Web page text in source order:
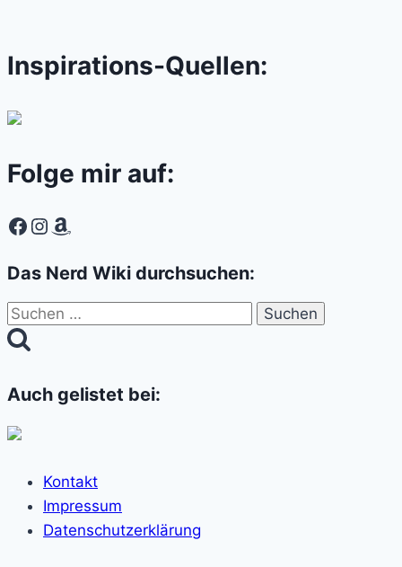
Inspirations-Quellen:
Folge mir auf:
Facebook
Instagram
Amazon
Das Nerd Wiki durchsuchen:
Suchen
nach:
Auch gelistet bei:
Kontakt
Impressum
Datenschutzerklärung